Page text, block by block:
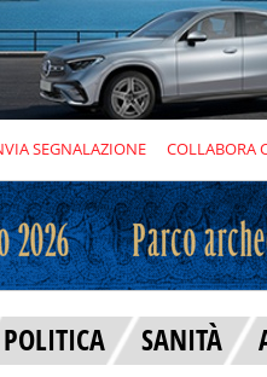
SEGNALAZIONE COLLABORA
POLITICA SANITÀ